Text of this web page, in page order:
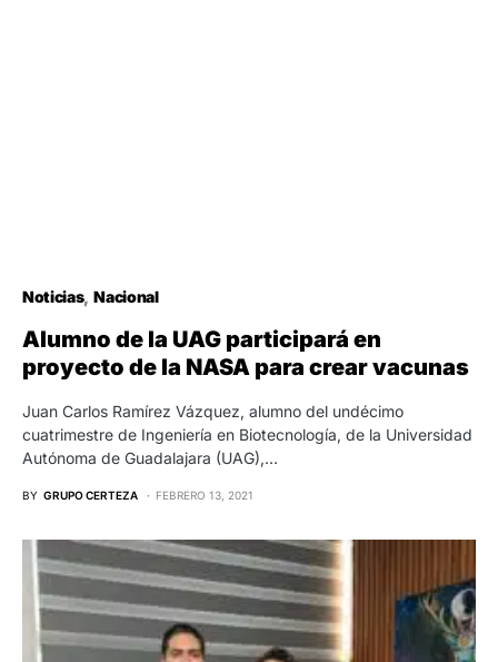
Noticias Nacional
Alumno de la UAG participará en
proyecto de la NASA para crear vacunas
Juan Carlos Ramírez Vázquez, alumno del undécimo
cuatrimestre de Ingeniería en Biotecnología, de la Universidad
Autónoma de Guadalajara (UAG),…
BY GRUPO CERTEZA FEBRERO 13, 2021